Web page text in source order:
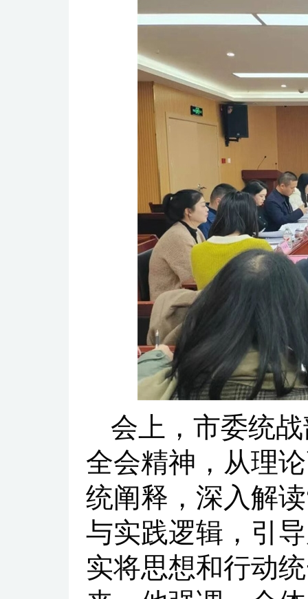
会上，市委统
全会精神，从理
统阐释，深入解
与实践逻辑，引
实将思想和行动